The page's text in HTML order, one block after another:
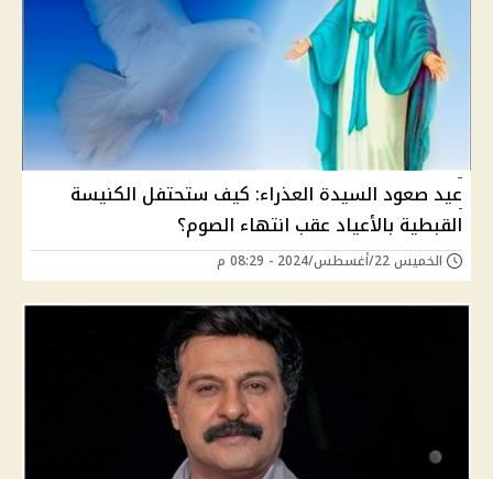
عيد صعود السيدة العذراء: كيف ستحتفل الكنيسة
القبطية بالأعياد عقب انتهاء الصوم؟
الخميس 22/أغسطس/2024 - 08:29 م